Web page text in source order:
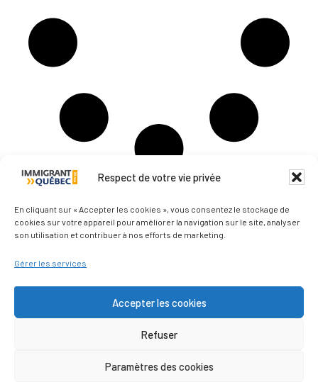
Respect de votre vie privée
En cliquant sur « Accepter les cookies », vous consentez le stockage de
cookies sur votre appareil pour améliorer la navigation sur le site, analyser
son utilisation et contribuer à nos efforts de marketing.
Gérer les services
Accepter les cookies
Refuser
Paramètres des cookies
Qui sommes-nous ?
Politique de confidentialité